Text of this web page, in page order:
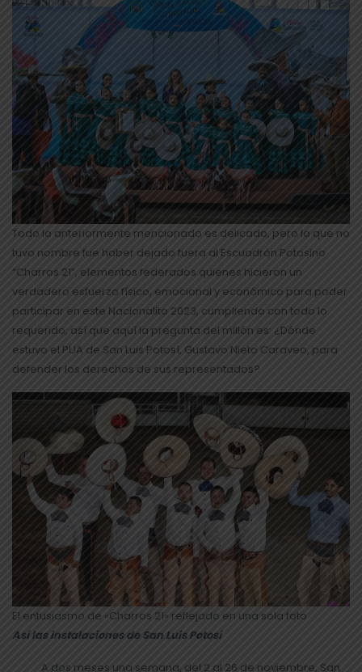
Todo lo anteriormente mencionado es delicado, pero lo que no
tuvo nombre fue haber dejado fuera al Escuadrón Potosino
“Charros 21”, elementos federados quienes hicieron un
verdadero esfuerzo físico, emocional y económico para poder
participar en este Nacionalito 2023, cumpliendo con todo lo
requerido, así que aquí la pregunta del millón es: ¿Dónde
estuvo el PUA de San Luis Potosí, Gustavo Nieto Caraveo, para
defender los derechos de sus representados?
El entusiasmo de «Charros 21» reflejado en una sola foto
Así las instalaciones de San Luis Potosí
A dos meses una semana, del 2 al 26 de noviembre, San